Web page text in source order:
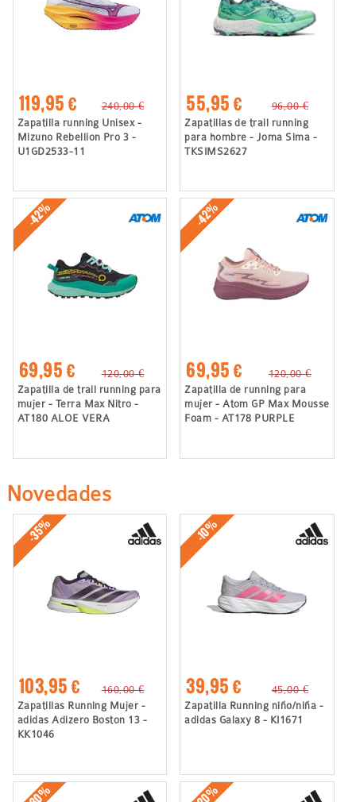
119,95 €
240,00 €
Zapatilla running Unisex -
Mizuno Rebellion Pro 3 -
U1GD2533-11
55,95 €
96,00 €
Zapatillas de trail running
para hombre - Joma Sima -
TKSIMS2627
-42%
69,95 €
120,00 €
Zapatilla de trail running para
mujer - Terra Max Nitro -
AT180 ALOE VERA
-42%
69,95 €
120,00 €
Zapatilla de running para
mujer - Atom GP Max Mousse
Foam - AT178 PURPLE
Novedades
-35%
103,95 €
160,00 €
Zapatillas Running Mujer -
adidas Adizero Boston 13 -
KK1046
-10%
39,95 €
45,00 €
Zapatilla Running niño/niña -
adidas Galaxy 8 - KI1671